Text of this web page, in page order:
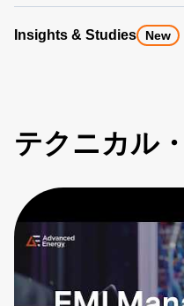
Insights & Studies New
テクニカル